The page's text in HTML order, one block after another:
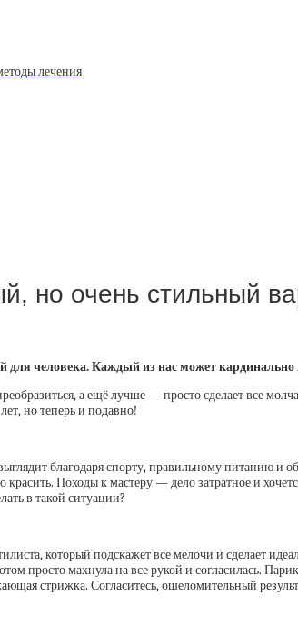
лечения
но очень стильный
человека. Каждый из нас может кардинально
а ещё лучше — просто сделает все
но теперь и подавно!
благодаря спорту, правильному питанию
красить. Походы к мастеру — дело затратное и
в такой ситуации?
который подскажет все мелочи и сделает
просто махнула на все рукой и согласилась.
стрижка. Согласитесь, ошеломительный